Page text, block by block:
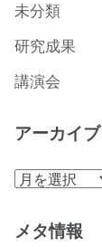
未分類
研究成果
講演会
アーカイブ
ア
カ
メタ情報